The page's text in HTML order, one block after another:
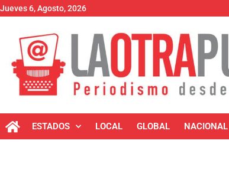
Jueves 6, Agosto, 2026
ESTADOS LOCAL GLOBAL NACIONAL